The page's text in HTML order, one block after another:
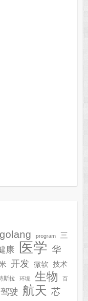
golang program
三
康 医学 华
开发 微软 技术
斯拉 环境 生物 百
驶 航天 芯